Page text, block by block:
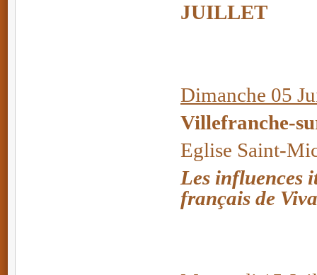
JUILLET
Dimanche 05
Villefranche-
Eglise Saint-
Les influences
français de